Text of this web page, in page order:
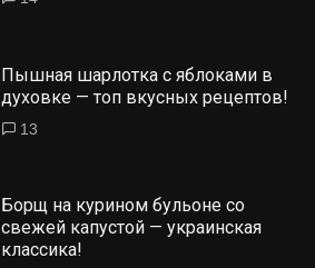
Пышная шарлотка с яблоками в
духовке — топ вкусных рецептов!
13
Борщ на курином бульоне со
свежей капустой — украинская
классика!